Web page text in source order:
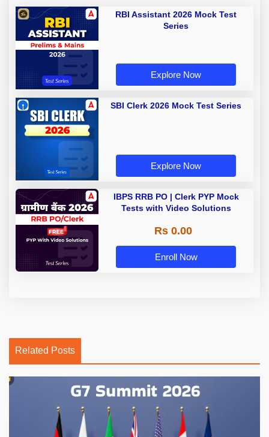
RBI Assistant 2026 Mock Test
Series
Explore Now
SBI Clerk 2026 Mock Test Series
Explore Now
IBPS RRB PO | Clerk PYP Mock
Tests with Video Solutions
Rs 0.00
Enroll Now
Related Posts